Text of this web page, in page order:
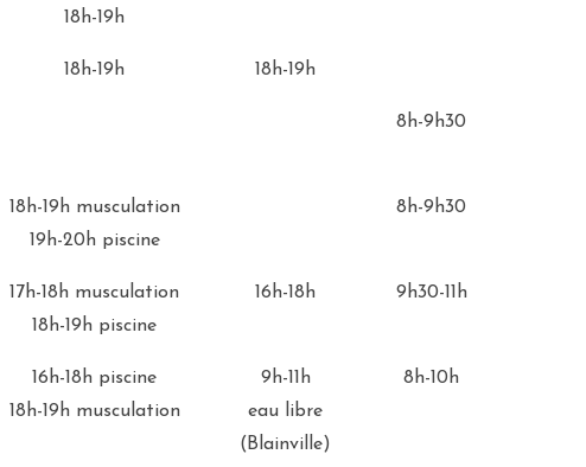
Jeudi
18h-19h
18h-19h 18h-19h
8h-9h30
18h-19h musculation
19h-20h piscine
8h-9h30
17h-18h musculation
18h-19h piscine
16h-18h 9h30-11h
16h-18h piscine
18h-19h musculation
9h-11h
eau libre
(Blainville)
8h-10h